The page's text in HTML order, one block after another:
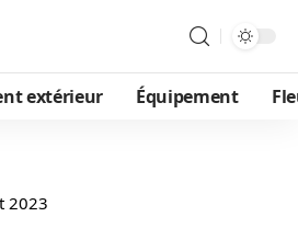
extérieur Équipement
2023